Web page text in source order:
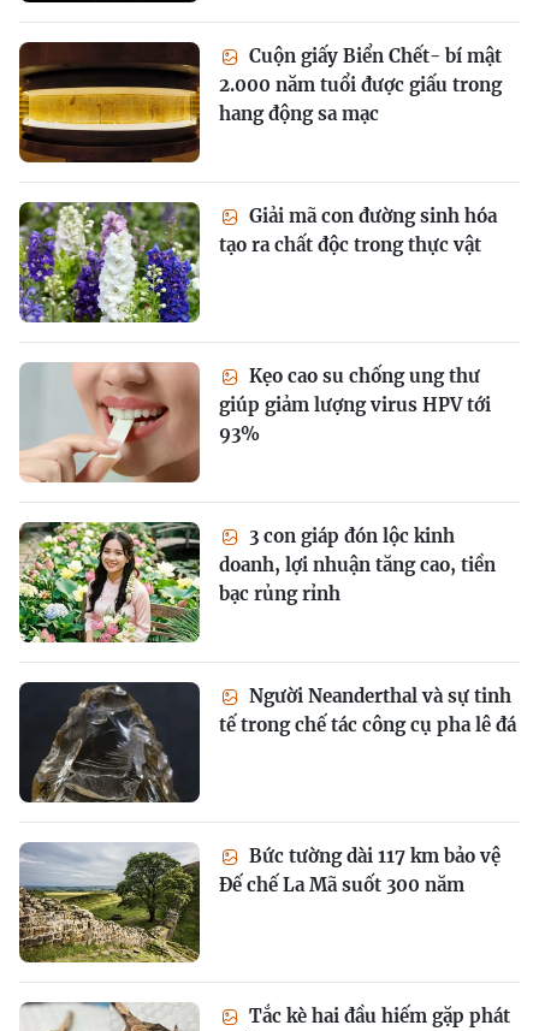
Cuộn giấy Biển Chết- bí mật
2.000 năm tuổi được giấu trong
hang động sa mạc
Giải mã con đường sinh hóa
tạo ra chất độc trong thực vật
Kẹo cao su chống ung thư
giúp giảm lượng virus HPV tới
93%
3 con giáp đón lộc kinh
doanh, lợi nhuận tăng cao, tiền
bạc rủng rỉnh
Người Neanderthal và sự tinh
tế trong chế tác công cụ pha lê đá
Bức tường dài 117 km bảo vệ
Đế chế La Mã suốt 300 năm
Tắc kè hai đầu hiếm gặp phát